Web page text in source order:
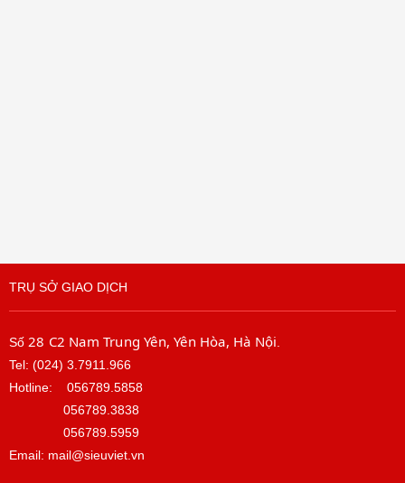
TRỤ SỞ GIAO DỊCH
Số 28 C2 Nam Trung Yên, Yên Hòa, Hà Nội
Tel: (024) 3.7911.966
Hotline: 056789.5858
056789.3838
056789.5959
Email: mail@sieuviet.vn